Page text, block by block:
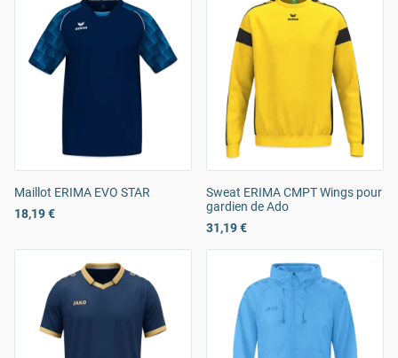
Maillot ERIMA EVO STAR
18,19 €
Sweat ERIMA CMPT Wings pour
gardien de Ado
31,19 €